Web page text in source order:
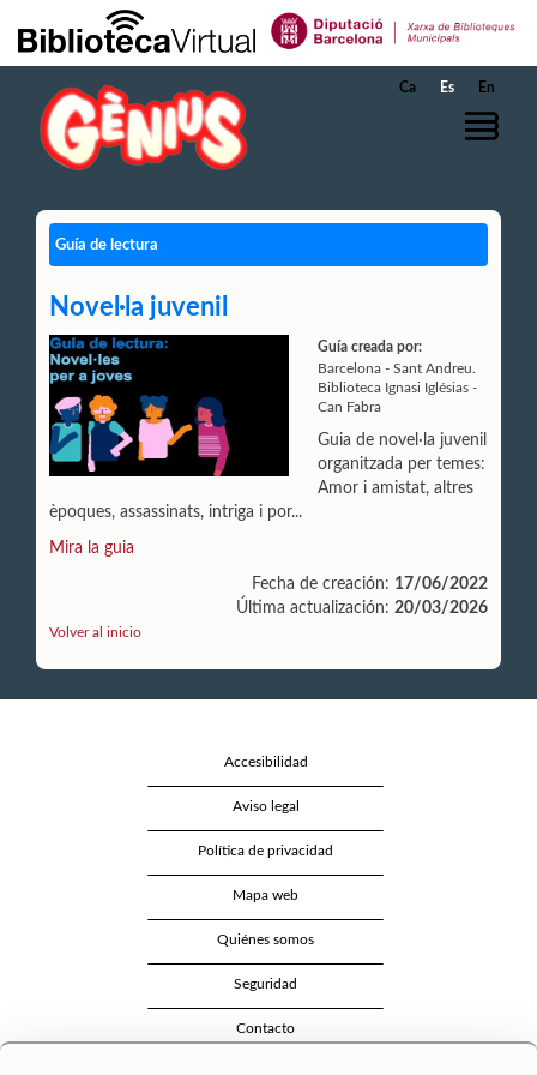
Saltar al contenido principal
Ca Es En
Guía de lectura
Novel·la juvenil
Guía creada por:
Barcelona - Sant Andreu.
Biblioteca Ignasi Iglésias -
Can Fabra
Guia de novel·la juvenil
organitzada per temes:
Amor i amistat, altres
èpoques, assassinats, intriga i por...
Mira la guia
Fecha de creación: 17/06/2022
Última actualización: 20/03/2026
Volver al inicio
Accesibilidad
Aviso legal
Política de privacidad
Mapa web
Quiénes somos
Seguridad
Contacto